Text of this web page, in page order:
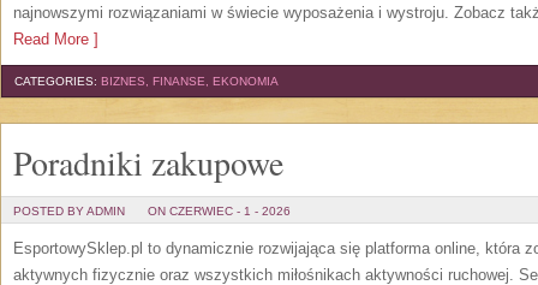
najnowszymi rozwiązaniami w świecie wyposażenia i wystroju. Zobacz
Read More ]
CATEGORIES: BIZNES, FINANSE, EKONOMIA
Poradniki zakupowe
POSTED BY ADMIN ON CZERWIEC - 1 - 2026
EsportowySklep.pl to dynamicznie rozwijająca się platforma online, która
aktywnych fizycznie oraz wszystkich miłośnikach aktywności ruchowej.